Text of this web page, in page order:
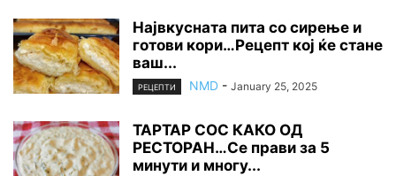
Највкусната пита со сирење и
готови кори…Рецепт кој ќе стане
ваш...
РЕЦЕПТИ NMD - January 25, 2025
ТАРТАР СОС КАКО ОД
РЕСТОРАН…Се прави за 5
минути и многу...